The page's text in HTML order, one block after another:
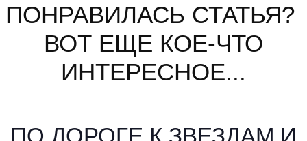
ПОНРАВИЛАСЬ СТАТЬЯ?
ВОТ ЕЩЕ КОЕ-ЧТО
ИНТЕРЕСНОЕ...
ПО ДОРОГЕ К ЗВЕЗДАМ И